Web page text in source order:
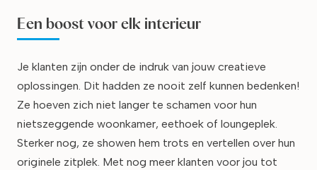
Een boost voor elk interieur
Je klanten zijn onder de indruk van jouw creatieve
oplossingen. Dit hadden ze nooit zelf kunnen bedenken!
Ze hoeven zich niet langer te schamen voor hun
nietszeggende woonkamer, eethoek of loungeplek.
Sterker nog, ze showen hem trots en vertellen over hun
originele zitplek. Met nog meer klanten voor jou tot